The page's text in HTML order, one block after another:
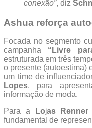
conexão”, diz
Ashua reforça
Focada no segmento
campanha “Livre
estruturada em três
o presente (autoestima)
um time de
Lopes, para
informação de moda.
Para a
Lojas Renner
fundamental de